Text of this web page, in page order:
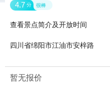
4.7 分 很棒
查看景点简介及开放时间
四川省绵阳市江油市安梓路
暂无报价